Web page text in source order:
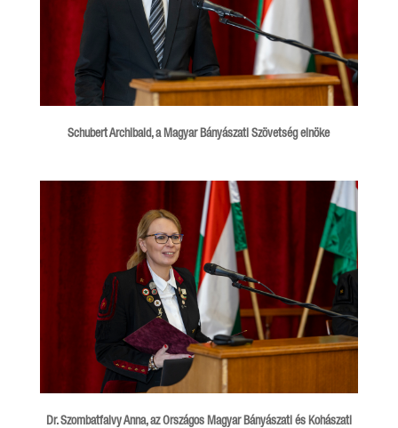
Schubert Archibald, a Magyar Bányászati Szövetség elnöke
Dr. Szombatfalvy Anna, az Országos Magyar Bányászati és Kohászati